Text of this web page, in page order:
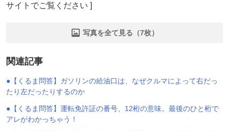
サイトでご覧ください ]
写真を全て見る（7枚）
関連記事
●【くるま問答】ガソリンの給油口は、なぜクルマによって右だっ
たり左だったりするのか
●【くるま問答】運転免許証の番号、12桁の意味。最後のひと桁で
アレがわかっちゃう！